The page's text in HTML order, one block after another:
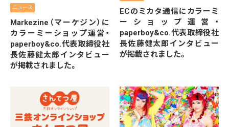
ニュース
Markezine（マーケジン）に
カラーミーショップ運営・
paperboy&co.代表取締役社
長佐藤健太郎インタビュー
が掲載されました。
ECのミカタ通信にカラーミ
ーショップ運営・
paperboy&co.代表取締役社
長佐藤健太郎インタビュー
が掲載されました。